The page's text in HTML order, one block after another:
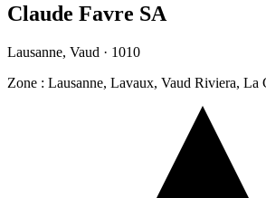
Claude Favre SA
Lausanne, Vaud · 1010
Zone : Lausanne, Lavaux, Vaud Riviera, La